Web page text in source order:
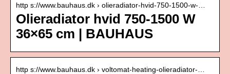
http s://www.bauhaus.dk › olieradiator-hvid-750-1500-w-…
Olieradiator hvid 750-1500 W
36×65 cm | BAUHAUS
http s://www.bauhaus.dk › voltomat-heating-olieradiator-…